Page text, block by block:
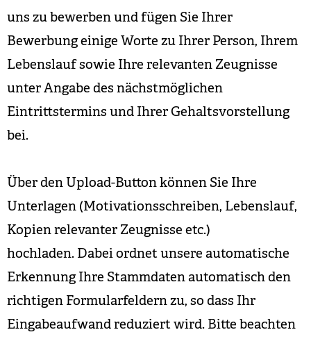
uns zu bewerben und fügen Sie Ihrer
Bewerbung einige Worte zu Ihrer Person, Ihrem
Lebenslauf sowie Ihre relevanten Zeugnisse
unter Angabe des nächstmöglichen
Eintrittstermins und Ihrer Gehaltsvorstellung
bei.
Über den Upload-Button können Sie Ihre
Unterlagen (Motivationsschreiben, Lebenslauf,
Kopien relevanter Zeugnisse etc.)
hochladen. Dabei ordnet unsere automatische
Erkennung Ihre Stammdaten automatisch den
richtigen Formularfeldern zu, so dass Ihr
Eingabeaufwand reduziert wird. Bitte beachten